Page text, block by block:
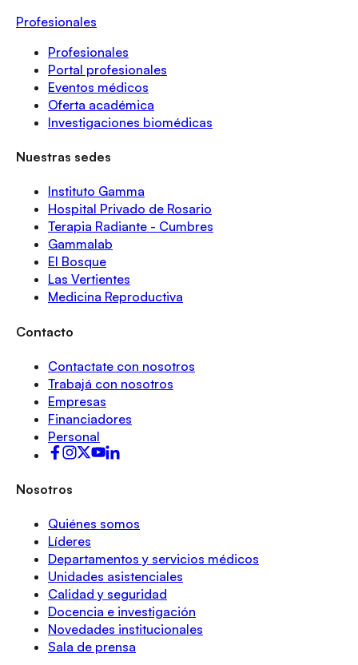
Profesionales
Profesionales
Portal profesionales
Eventos médicos
Oferta académica
Investigaciones biomédicas
Nuestras sedes
Instituto Gamma
Hospital Privado de Rosario
Terapia Radiante - Cumbres
Gammalab
El Bosque
Las Vertientes
Medicina Reproductiva
Contacto
Contactate con nosotros
Trabajá con nosotros
Empresas
Financiadores
Personal
Nosotros
Quiénes somos
Líderes
Departamentos y servicios médicos
Unidades asistenciales
Calidad y seguridad
Docencia e investigación
Novedades institucionales
Sala de prensa